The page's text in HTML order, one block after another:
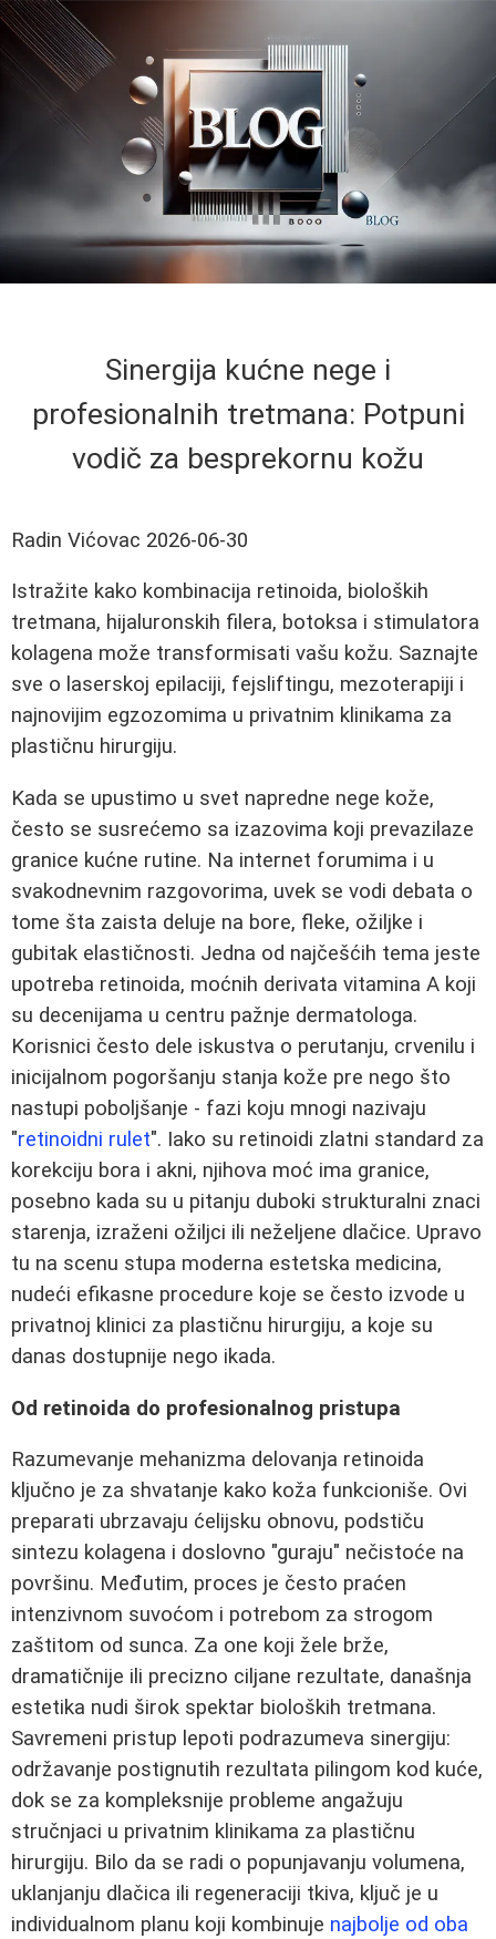
Sinergija kućne nege i
profesionalnih tretmana: Potpuni
vodič za besprekornu kožu
Radin Vićovac 2026-06-30
Istražite kako kombinacija retinoida, bioloških
tretmana, hijaluronskih filera, botoksa i stimulatora
kolagena može transformisati vašu kožu. Saznajte
sve o laserskoj epilaciji, fejsliftingu, mezoterapiji i
najnovijim egzozomima u privatnim klinikama za
plastičnu hirurgiju.
Kada se upustimo u svet napredne nege kože,
često se susrećemo sa izazovima koji prevazilaze
granice kućne rutine. Na internet forumima i u
svakodnevnim razgovorima, uvek se vodi debata o
tome šta zaista deluje na bore, fleke, ožiljke i
gubitak elastičnosti. Jedna od najčešćih tema jeste
upotreba retinoida, moćnih derivata vitamina A koji
su decenijama u centru pažnje dermatologa.
Korisnici često dele iskustva o perutanju, crvenilu i
inicijalnom pogoršanju stanja kože pre nego što
nastupi poboljšanje - fazi koju mnogi nazivaju
"retinoidni rulet". Iako su retinoidi zlatni standard za
korekciju bora i akni, njihova moć ima granice,
posebno kada su u pitanju duboki strukturalni znaci
starenja, izraženi ožiljci ili neželjene dlačice. Upravo
tu na scenu stupa moderna estetska medicina,
nudeći efikasne procedure koje se često izvode u
privatnoj klinici za plastičnu hirurgiju, a koje su
danas dostupnije nego ikada.
Od retinoida do profesionalnog pristupa
Razumevanje mehanizma delovanja retinoida
ključno je za shvatanje kako koža funkcioniše. Ovi
preparati ubrzavaju ćelijsku obnovu, podstiču
sintezu kolagena i doslovno "guraju" nečistoće na
površinu. Međutim, proces je često praćen
intenzivnom suvoćom i potrebom za strogom
zaštitom od sunca. Za one koji žele brže,
dramatičnije ili precizno ciljane rezultate, današnja
estetika nudi širok spektar bioloških tretmana.
Savremeni pristup lepoti podrazumeva sinergiju:
održavanje postignutih rezultata pilingom kod kuće,
dok se za kompleksnije probleme angažuju
stručnjaci u privatnim klinikama za plastičnu
hirurgiju. Bilo da se radi o popunjavanju volumena,
uklanjanju dlačica ili regeneraciji tkiva, ključ je u
individualnom planu koji kombinuje najbolje od oba